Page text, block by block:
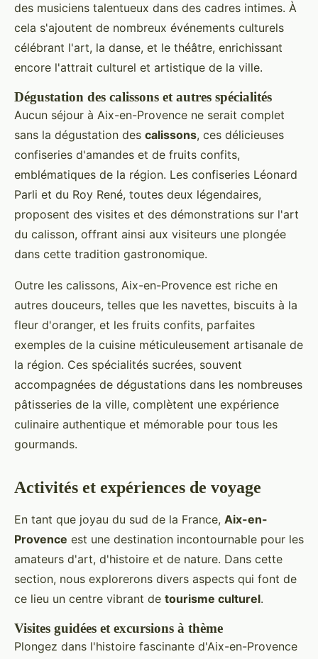
des musiciens talentueux dans des cadres intimes. À
cela s'ajoutent de nombreux événements culturels
célébrant l'art, la danse, et le théâtre, enrichissant
encore l'attrait culturel et artistique de la ville.
Dégustation des calissons et autres spécialités
Aucun séjour à Aix-en-Provence ne serait complet
sans la dégustation des calissons, ces délicieuses
confiseries d'amandes et de fruits confits,
emblématiques de la région. Les confiseries Léonard
Parli et du Roy René, toutes deux légendaires,
proposent des visites et des démonstrations sur l'art
du calisson, offrant ainsi aux visiteurs une plongée
dans cette tradition gastronomique.
Outre les calissons, Aix-en-Provence est riche en
autres douceurs, telles que les navettes, biscuits à la
fleur d'oranger, et les fruits confits, parfaites
exemples de la cuisine méticuleusement artisanale de
la région. Ces spécialités sucrées, souvent
accompagnées de dégustations dans les nombreuses
pâtisseries de la ville, complètent une expérience
culinaire authentique et mémorable pour tous les
gourmands.
Activités et expériences de voyage
En tant que joyau du sud de la France, Aix-en-
Provence est une destination incontournable pour les
amateurs d'art, d'histoire et de nature. Dans cette
section, nous explorerons divers aspects qui font de
ce lieu un centre vibrant de tourisme culturel.
Visites guidées et excursions à thème
Plongez dans l'histoire fascinante d'Aix-en-Provence